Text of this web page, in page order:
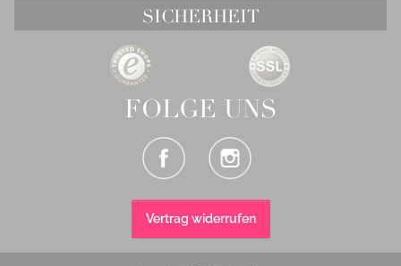
SICHERHEIT
FOLGE UNS
Vertrag widerrufen